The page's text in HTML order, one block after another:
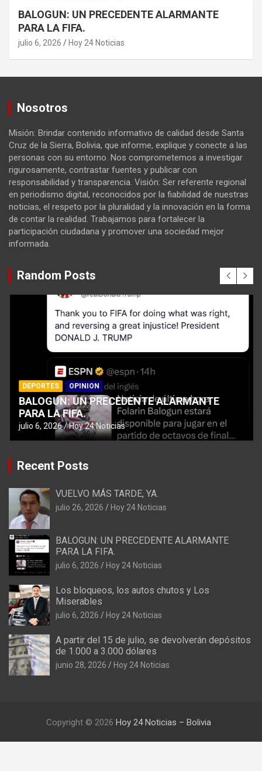
BALOGUN: UN PRECEDENTE ALARMANTE
PARA LA FIFA.
julio 6, 2026 Hoy 24 Noticias
Nosotros
Misión: Brindar contenido informativo de calidad desde Santa
Cruz de la Sierra, Bolivia, que informe, explique y conecte a las
personas con su entorno. Nos comprometemos a investigar
rigurosamente, contrastar fuentes y publicar con
responsabilidad y transparencia. Visión: Ser referente regional
en periodismo digital, reconocidos por la fiabilidad de nuestras
noticias, el respeto por la pluralidad y la innovación en la forma
de contar la realidad. Trabajamos para fortalecer la
participación ciudadana y promover una sociedad mejor
informada.
Random Posts
DEPORTES OPINION
BALOGUN: UN PRECEDENTE ALARMANTE
PARA LA FIFA.
julio 6, 2026 Hoy 24 Noticias
Recent Posts
VUELVO MÁS TARDE, YA.
julio 26, 2026 Hoy 24 Noticias
BALOGUN: UN PRECEDENTE ALARMANTE
PARA LA FIFA.
julio 6, 2026 Hoy 24 Noticias
Los bloqueos, los autos chutos y Los
Miserables
julio 6, 2026 Hoy 24 Noticias
A partir del 15 de julio, se devolverán depósitos
de 1.000 a 3.000 dólares
junio 28, 2026 Hoy 24 Noticias
Copyright © 2026 Hoy 24 Noticias – Bolivia